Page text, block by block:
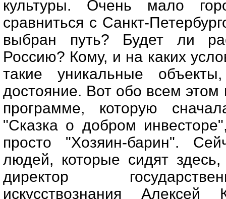
культуры. Очень мало
сравниться с Санкт-
выбран путь? Будет ли
Россию? Кому, и на каких
такие уникальные
достояние. Вот обо всем
программе, которую
"Сказка о добром
просто "Хозяин-барин".
людей, которые сидят
директор
искусствознания Алексей